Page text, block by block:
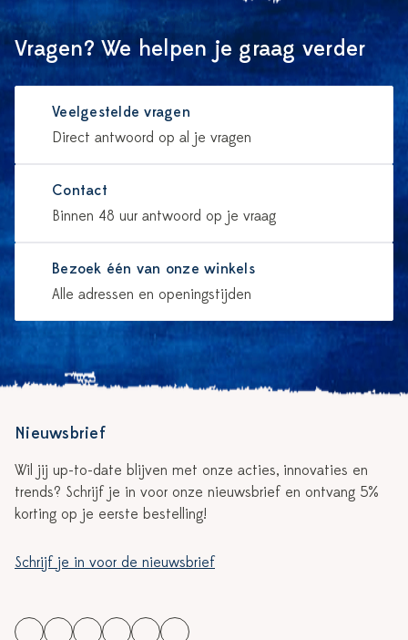
Vragen? We helpen je graag verder
Veelgestelde vragen
Direct antwoord op al je vragen
Contact
Binnen 48 uur antwoord op je vraag
Bezoek één van onze winkels
Alle adressen en openingstijden
Nieuwsbrief
Wil jij up-to-date blijven met onze acties, innovaties en
trends? Schrijf je in voor onze nieuwsbrief en ontvang 5%
korting op je eerste bestelling!
Schrijf je in voor de nieuwsbrief